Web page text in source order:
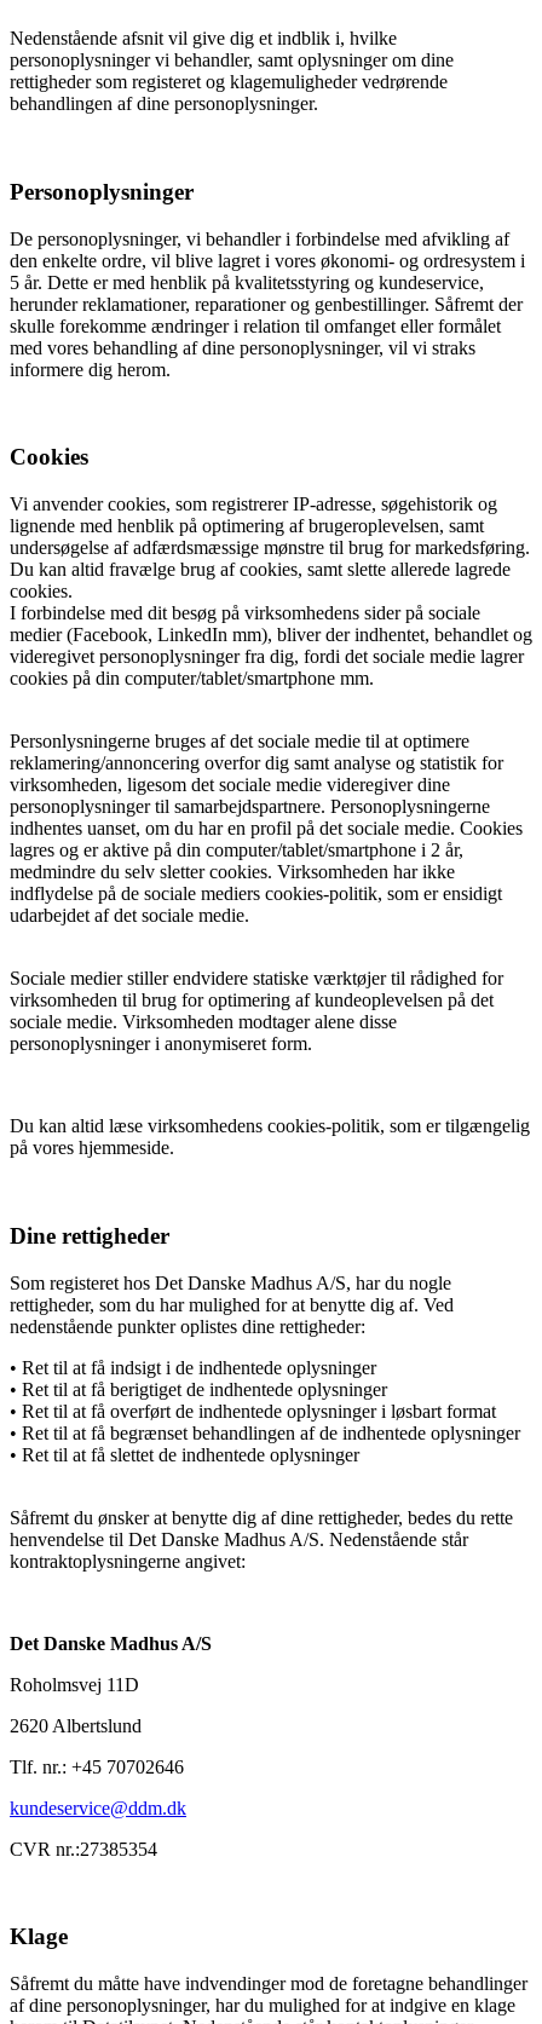
Nedenstående afsnit vil give dig et indblik i, hvilke
personoplysninger vi behandler, samt oplysninger om dine
rettigheder som registeret og klagemuligheder vedrørende
behandlingen af dine personoplysninger.
Personoplysninger
De personoplysninger, vi behandler i forbindelse med afvikling af
den enkelte ordre, vil blive lagret i vores økonomi- og ordresystem i
5 år. Dette er med henblik på kvalitetsstyring og kundeservice,
herunder reklamationer, reparationer og genbestillinger. Såfremt der
skulle forekomme ændringer i relation til omfanget eller formålet
med vores behandling af dine personoplysninger, vil vi straks
informere dig herom.
Cookies
Vi anvender cookies, som registrerer IP-adresse, søgehistorik og
lignende med henblik på optimering af brugeroplevelsen, samt
undersøgelse af adfærdsmæssige mønstre til brug for markedsføring.
Du kan altid fravælge brug af cookies, samt slette allerede lagrede
cookies.
I forbindelse med dit besøg på virksomhedens sider på sociale
medier (Facebook, LinkedIn mm), bliver der indhentet, behandlet og
videregivet personoplysninger fra dig, fordi det sociale medie lagrer
cookies på din computer/tablet/smartphone mm.
Personlysningerne bruges af det sociale medie til at optimere
reklamering/annoncering overfor dig samt analyse og statistik for
virksomheden, ligesom det sociale medie videregiver dine
personoplysninger til samarbejdspartnere. Personoplysningerne
indhentes uanset, om du har en profil på det sociale medie. Cookies
lagres og er aktive på din computer/tablet/smartphone i 2 år,
medmindre du selv sletter cookies. Virksomheden har ikke
indflydelse på de sociale mediers cookies-politik, som er ensidigt
udarbejdet af det sociale medie.
Sociale medier stiller endvidere statiske værktøjer til rådighed for
virksomheden til brug for optimering af kundeoplevelsen på det
sociale medie. Virksomheden modtager alene disse
personoplysninger i anonymiseret form.
Du kan altid læse virksomhedens cookies-politik, som er tilgængelig
på vores hjemmeside.
Dine rettigheder
Som registeret hos Det Danske Madhus A/S, har du nogle
rettigheder, som du har mulighed for at benytte dig af. Ved
nedenstående punkter oplistes dine rettigheder:
• Ret til at få indsigt i de indhentede oplysninger
• Ret til at få berigtiget de indhentede oplysninger
• Ret til at få overført de indhentede oplysninger i løsbart format
• Ret til at få begrænset behandlingen af de indhentede oplysninger
• Ret til at få slettet de indhentede oplysninger
Såfremt du ønsker at benytte dig af dine rettigheder, bedes du rette
henvendelse til Det Danske Madhus A/S. Nedenstående står
kontraktoplysningerne angivet:
Det Danske Madhus A/S
Roholmsvej 11D
2620 Albertslund
Tlf. nr.: +45 70702646
kundeservice@ddm.dk
CVR nr.:27385354
Klage
Såfremt du måtte have indvendinger mod de foretagne behandlinger
af dine personoplysninger, har du mulighed for at indgive en klage